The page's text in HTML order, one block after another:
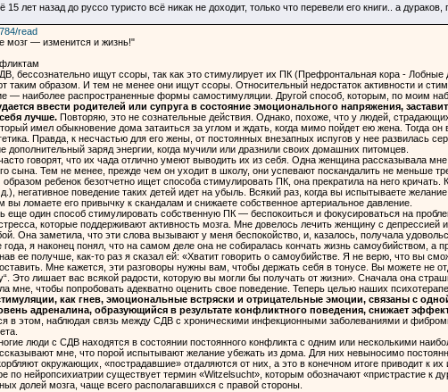
лет назад до руссо туристо всё никак не доходит, только что перевели его книги.. а
read
мозг — изменится и жизнь!"
бессознательно ищут ссоры, так как это стимулирует их ПК (Префронтальная кора -
таким образом. И тем не менее они ищут ссоры. Относительный недостаток активности и
— наиболее распространенные формы самостимуляции. Другой способ, которым, по моим
ввести родителей или супруга в состояние эмоционального напряжения,
лучше. Повторяю, это не сознательные действия. Однако, похоже, что у людей,
имел обыкновение дома затаиться за углом и ждать, когда мимо пойдет ею жена. Тогда
Правда, к несчастью для его жены, от постоянных внезапных испугов у нее развилась
дополнительный заряд энергии, когда мучили или дразнили своих домашних питомцев.
говорят, что их чада отлично умеют выводить их из себя. Одна женщина рассказывала
сына. Тем не менее, прежде чем он уходит в школу, они успевают поскандалить не меньше
ребенок безотчетно ищет способа стимулировать ПК, она прекратила на него
негативное поведение таких детей идет на убыль. Всякий раз, когда вы испытываете
вы ломаете его привычку к скандалам и снижаете собственное артериальное давление.
один способ стимулировать собственную ПК — беспокоиться и фокусироваться на
которые поддерживают активность мозга. Мне довелось лечить женщину с
Она заметила, что эти слова вызывают у меня беспокойство, и, казалось, получала
я наконец понял, что на самом деле она не собиралась кончать жизнь самоубийством, а
ее получше, как-то раз я сказал ей: «Хватит говорить о самоубийстве. Я не верю, что вы
Мне кажется, эти разговоры нужны вам, чтобы держать себя в тонусе. Вы можете не
Это лишает вас всякой радости, которую вы могли бы получать от жизни». Сначала она
мне, чтобы попробовать адекватно оценить свое поведение. Теперь целью наших
как гнев, эмоциональные встряски и отрицательные эмоции, связаны с
адреналина, образующийся в результате конфликтного поведения, снижает
в этом, наблюдая связь между СДВ с хроническими инфекционными заболеваниями и
люди с СДВ находятся в состоянии постоянного конфликта с одним или несколькими
мне, что порой испытывают желание убежать из дома. Для них невыносимо
окружающих, «пострадавшие» отдаляются от них, а это в конечном итоге приводит
по нейропсихиатрии существует термин «Witzelsucht», которым обозначают «пристрастие
долей мозга, чаще всего располагавшихся с правой стороны.